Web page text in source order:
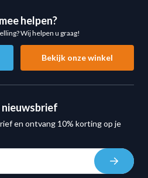
om verschillende
Hierdoor is de band
als gevorderde sporters.
2 kg tot 65 kg weerstand
helpen?
Wij helpen u graag!
Bekijk onze winkel
nieuwsbrief
en ontvang 10% korting op je